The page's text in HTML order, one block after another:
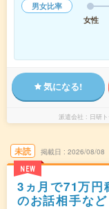
男女比率
女性
気になる!
派遣会社 日研
未読
NEW
掲載日 2026/08/08
3ヵ月で71万円
のお話相手など